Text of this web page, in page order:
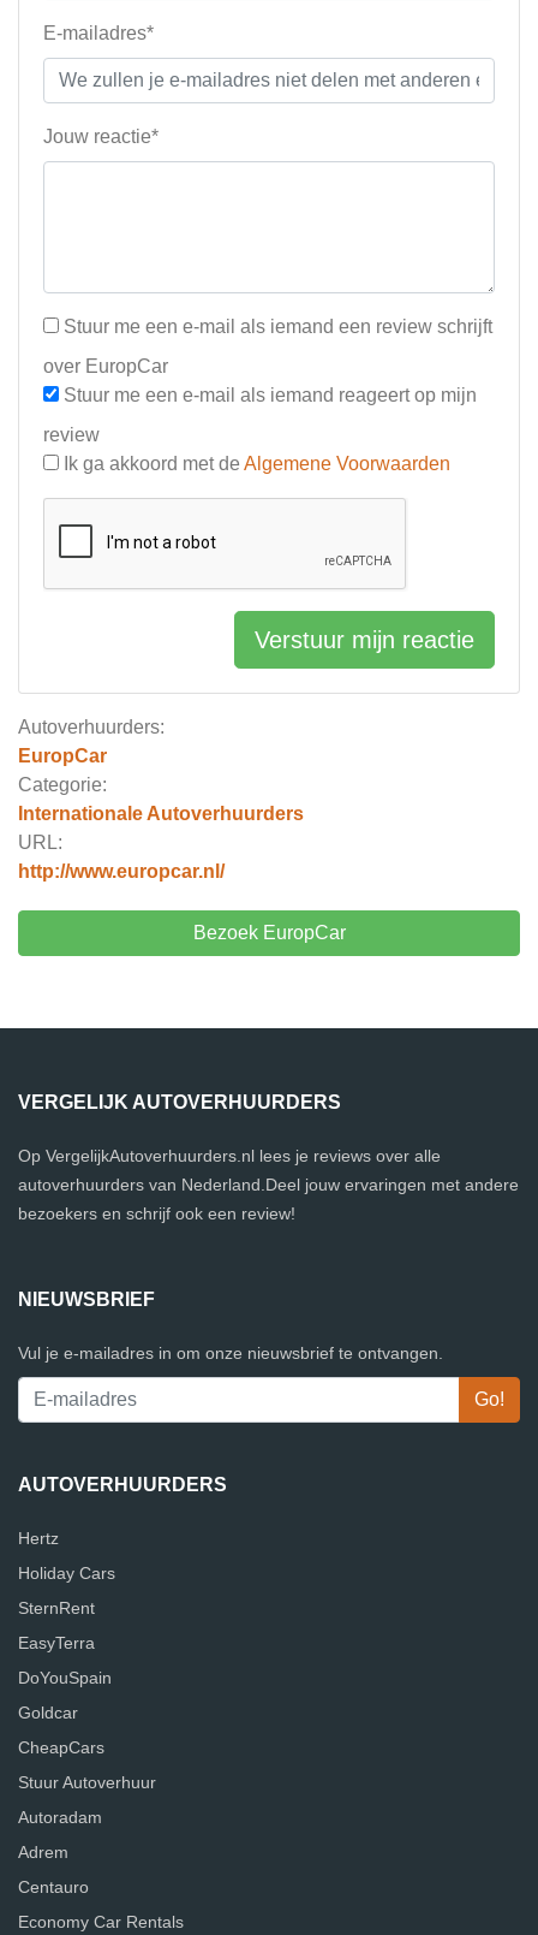
Autoverhuurders:
EuropCar
Categorie:
Internationale Autoverhuurders
URL:
http://www.europcar.nl/
Bezoek EuropCar
E-mailadres*
Jouw reactie*
Stuur me een e-mail als iemand een review schrijft
over EuropCar
Stuur me een e-mail als iemand reageert op mijn
review
Ik ga akkoord met de Algemene Voorwaarden
Verstuur mijn reactie
VERGELIJK AUTOVERHUURDERS
Op VergelijkAutoverhuurders.nl lees je reviews over alle
autoverhuurders van Nederland.Deel jouw ervaringen met andere
bezoekers en schrijf ook een review!
NIEUWSBRIEF
Vul je e-mailadres in om onze nieuwsbrief te ontvangen.
AUTOVERHUURDERS
Hertz
Holiday Cars
SternRent
EasyTerra
DoYouSpain
Goldcar
CheapCars
Stuur Autoverhuur
Autoradam
Adrem
Centauro
Economy Car Rentals